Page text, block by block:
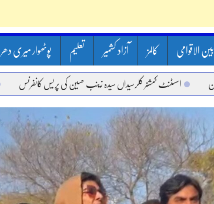
بین الاقوامی کالمز آزاد کشمیر تعلیم پوٹھوار میری
اسسٹنٹ کمشنر کلرسیداں سیدہ زینب حسین کی پریس کانفرنس